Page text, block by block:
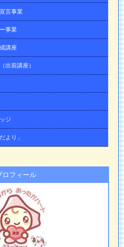
言事業
事業
講座
出前講座）
ジ
より」
ロフィール